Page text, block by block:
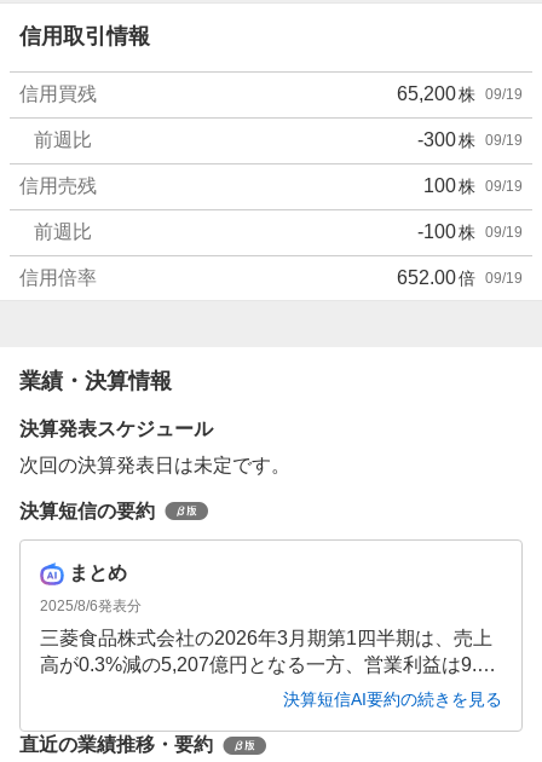
信用取引情報
信用買残 65,200株 09/19
前週比 -300株 09/19
信用売残 100株 09/19
前週比 -100株 09/19
信用倍率 652.00倍 09/19
業績・決算情報
決算発表スケジュール
次回の決算発表日は未定です。
決算短信の要約
まとめ
2025/8/6発表分
三菱食品株式会社の2026年3月期第1四半期は、売上
高が0.3%減の5,207億円となる一方、営業利益は9.
7%増の67億円、経常利益は20.5%増の75億円、純利
した。卸売事業の採算管理強化や物流事業の取引拡
決算短信AI要約の続きを見る
直近の業績推移・要約